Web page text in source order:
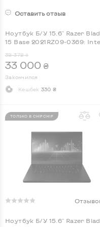
Оставить отзыв
Ноутбук Б/У 15.6" Razer
15 Base 2021RZ09-0369:
SSD 512 GB, nVidia GeForce
RTX 3060, IPS, Full HD, Key
Light
38 372 ₴
33 000 ₴
Закончился
Кешбек 330 ₴
ТОЛЬКО В CHIPCHIP
Ноутбук Б/У 15.6" Razer